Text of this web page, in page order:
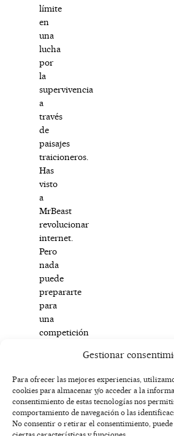
Gestionar
Para ofrecer las mejores experiencias,
cookies para almacenar y/o acceder a la
consentimiento de estas tecnologías nos
comportamiento de navegación o las
No consentir o retirar el consentimiento, puede
límite
en
una
lucha
por
la
supervivencia
a
través
de
paisajes
traicioneros.
Has
visto
a
MrBeast
revolucionar
internet.
Pero
nada
puede
prepararte
para
una
competición
F
a
c
e
I
n
s
t
T
i
k
t